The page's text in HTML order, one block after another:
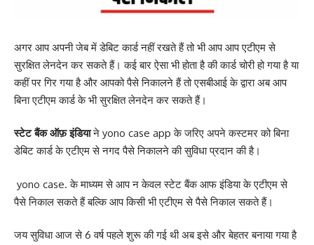
अगर आप अपनी जेब में डेबिट कार्ड नहीं रखते हैं तो भी आप आप एटीएम से
सुरक्षित लेनदेन कर सकते हैं। कई बार ऐसा भी होता है की कार्ड चोरी हो गया है या
कहीं पर गिर गया है और आपको पैसे निकालने हैं तो एसबीआई के द्वारा अब आप
बिना एटीएम कार्ड के भी सुरक्षित लेनदेन कर सकते हैं।
स्टेट बैंक ऑफ़ इंडियाने yono case app के जरिए अपने कस्टमर को बिना
डेबिट कार्ड के एटीएम से नगद पैसे निकालने की सुविधा प्रदान की है।
yono case. के माध्यम से आप न केवल स्टेट बैंक आफ इंडिया के एटीएम से
पैसे निकाल सकते हैं बल्कि आप किसी भी एटीएम से पैसे निकाल सकते हैं।
जय सुविधा आज से 6 वर्ष पहले शुरू की गई थी अब इसे और बेहतर बनाया गया है